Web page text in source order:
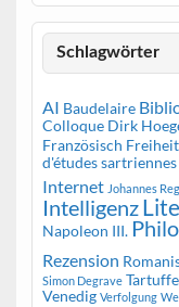
Schlagwörter
AI Baudelaire
Colloque Dirk
Französisch Freiheit
d'études sartriennes
Internet Johannes
Intelligenz
Napoleon III.
Rezension
Simon Degrave Tartuffe
Venedig Verfolgung